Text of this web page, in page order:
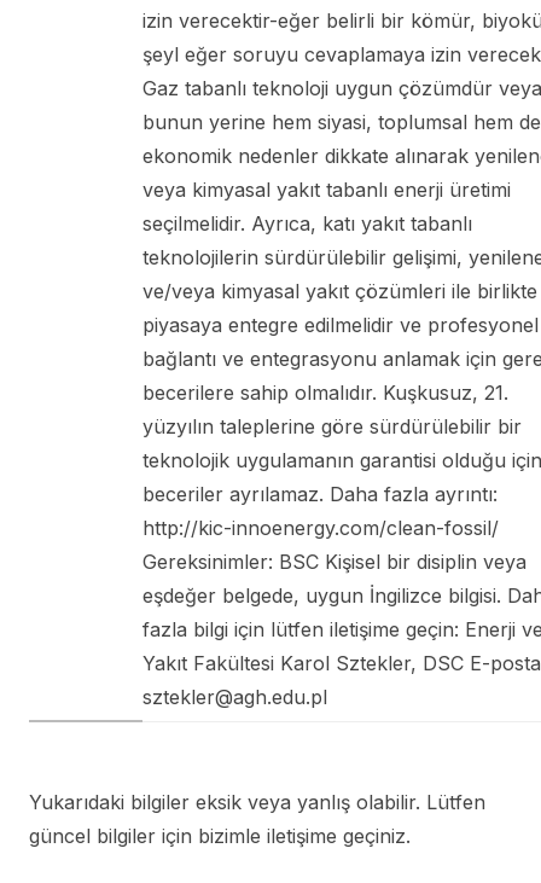
izin verecektir-eğer belirli bir kömür,
şeyl eğer soruyu cevaplamaya izin
Gaz tabanlı teknoloji uygun çözümdür veya
bunun yerine hem siyasi, toplumsal hem de
ekonomik nedenler dikkate alınarak
veya kimyasal yakıt tabanlı enerji üretimi
seçilmelidir. Ayrıca, katı yakıt tabanlı
teknolojilerin sürdürülebilir gelişimi,
ve/veya kimyasal yakıt çözümleri ile birlikte
piyasaya entegre edilmelidir ve
bağlantı ve entegrasyonu anlamak için
becerilere sahip olmalıdır. Kuşkusuz, 21.
yüzyılın taleplerine göre sürdürülebilir bir
teknolojik uygulamanın garantisi olduğu
beceriler ayrılamaz. Daha fazla ayrıntı:
http://kic-innoenergy.com/clean-fossil/
Gereksinimler: BSC Kişisel bir disiplin veya
eşdeğer belgede, uygun İngilizce bilgisi.
fazla bilgi için lütfen iletişime geçin: Enerji
Yakıt Fakültesi Karol Sztekler, DSC E-
sztekler@agh.edu.pl
Yukarıdaki bilgiler eksik veya yanlış olabilir. Lütfen
güncel bilgiler için bizimle iletişime geçiniz.